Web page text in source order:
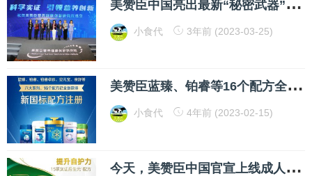
小食代 3年前 (2023-03-25)
美
赞臣蓝臻、铂睿等16个配方全数通过奶粉新国标注册
小食代 4年前 (2023-02-15)
今
天，美赞臣中国官宣上线成人营养品牌！力拓全生命周期营养新版图